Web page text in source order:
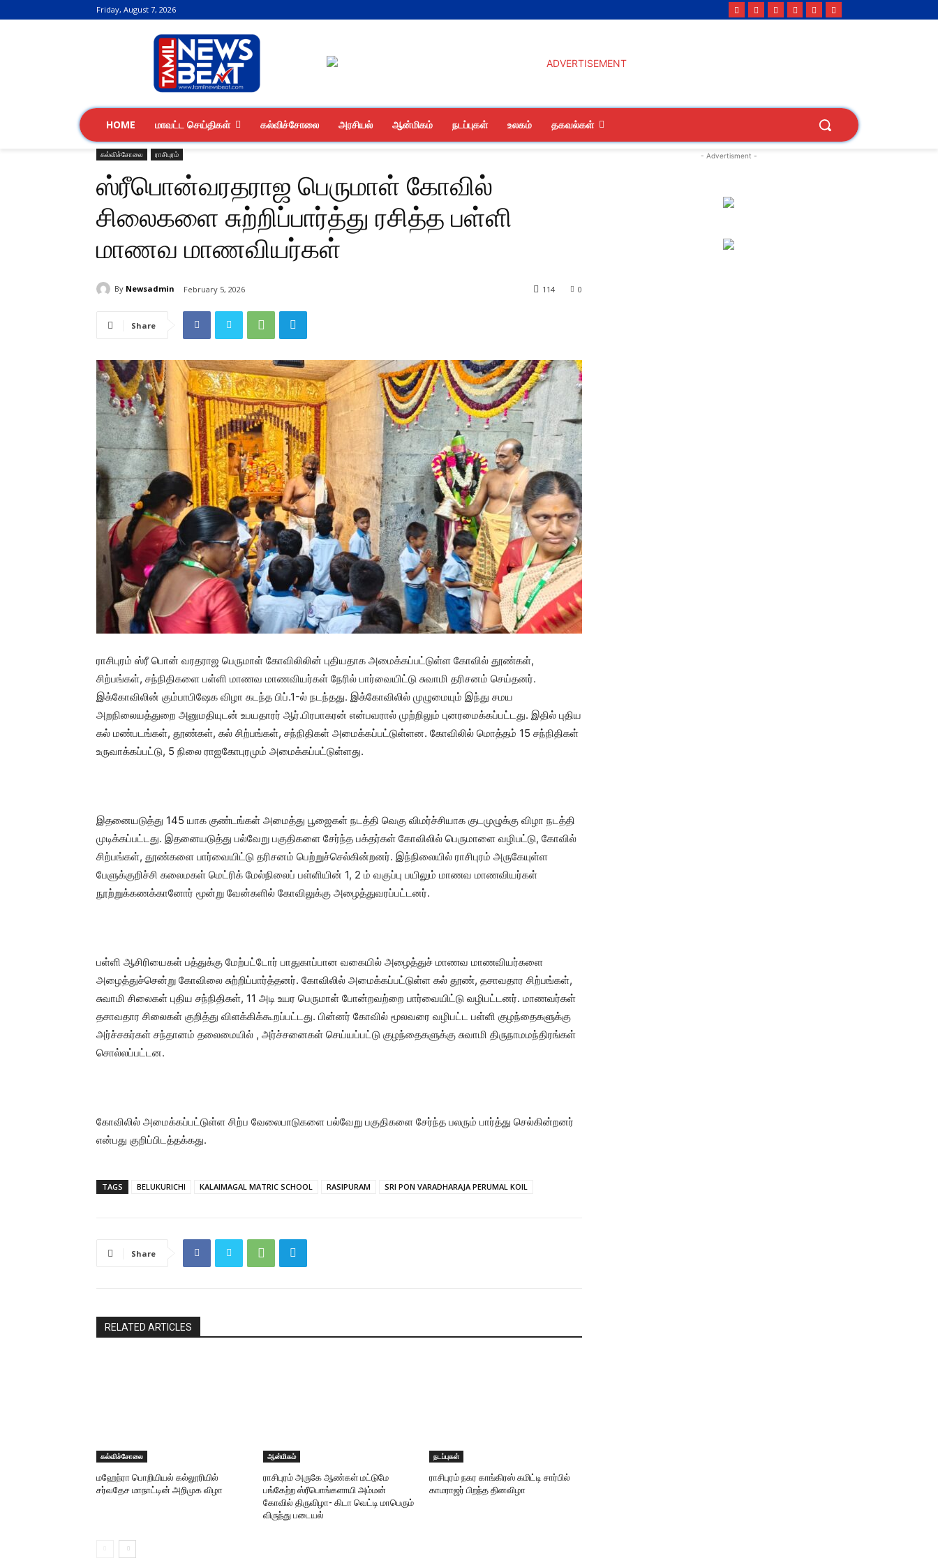
Friday, August 7, 2026
HOME மாவட்ட செய்திகள் கல்விச்சோலை அரசியல் ஆன்மிகம் நடப்புகள் உலகம் தகவல்கள்
கல்விச்சோலை ராசிபுரம்
ஸ்ரீபொன்வரதராஜ பெருமாள் கோவில்
சிலைகளை சுற்றிப்பார்த்து ரசித்த பள்ளி
மாணவ மாணவியர்கள்
By Newsadmin February 5, 2026 0
114
Share
ராசிபுரம் ஸ்ரீ பொன் வரதராஜ பெருமாள் கோவிலிலின் புதியதாக அமைக்கப்பட்டுள்ள கோவில் தூண்கள்,
சிற்பங்கள், சந்நிதிகளை பள்ளி மாணவ மாணவியர்கள் நேரில் பார்வையிட்டு சுவாமி தரிசனம் செய்தனர்.
இக்கோவிலின் கும்பாபிஷேக விழா கடந்த பிப்.1-ல் நடந்தது. இக்கோவிலில் முழுமையும் இந்து சமய
அறநிலையத்துறை அனுமதியுடன் உபயதாரர் ஆர்.பிரபாகரன் என்பவரால் முற்றிலும் புனரமைக்கப்பட்டது. இதில் புதிய
கல் மண்படங்கள், தூண்கள், கல் சிற்பங்கள், சந்நிதிகள் அமைக்கப்பட்டுள்ளன. கோவிலில் மொத்தம் 15 சந்நிதிகள்
உருவாக்கப்பட்டு, 5 நிலை ராஜகோபுரமும் அமைக்கப்பட்டுள்ளது.
இதனையடுத்து 145 யாக குண்டங்கள் அமைத்து பூஜைகள் நடத்தி வெகு விமர்ச்சியாக குடமுழுக்கு விழா நடத்தி
முடிக்கப்பட்டது. இதனையடுத்து பல்வேறு பகுதிகளை சேர்ந்த பக்தர்கள் கோவிலில் பெருமாளை வழிபட்டு, கோவில்
சிற்பங்கள், தூண்களை பார்வையிட்டு தரிசனம் பெற்றுச்செல்கின்றனர். இந்நிலையில் ராசிபுரம் அருகேயுள்ள
பேளுக்குறிச்சி கலைமகள் மெட்ரிக் மேல்நிலைப் பள்ளியின் 1, 2 ம் வகுப்பு பயிலும் மாணவ மாணவியர்கள்
நூற்றுக்கணக்கானோர் மூன்று வேன்களில் கோவிலுக்கு அழைத்துவரப்பட்டனர்.
பள்ளி ஆசிரியைகள் பத்துக்கு மேற்பட்டோர் பாதுகாப்பான வகையில் அழைத்துச் மாணவ மாணவியர்களை
அழைத்துச்சென்று கோவிலை சுற்றிப்பார்த்தனர். கோவிலில் அமைக்கப்பட்டுள்ள கல் தூண், தசாவதார சிற்பங்கள்,
சுவாமி சிலைகள் புதிய சந்நிதிகள், 11 அடி உயர பெருமாள் போன்றவற்றை பார்வையிட்டு வழிபட்டனர். மாணவர்கள்
தசாவதார சிலைகள் குறித்து விளக்கிக்கூறப்பட்டது. பின்னர் கோவில் மூலவரை வழிபட்ட பள்ளி குழந்தைகளுக்கு
அர்ச்சகர்கள் சந்தானம் தலைமையில் , அர்ச்சனைகள் செய்யப்பட்டு குழந்தைகளுக்கு சுவாமி திருநாமமந்திரங்கள்
சொல்லப்பட்டன.
கோவிலில் அமைக்கப்பட்டுள்ள சிற்ப வேலைபாடுகளை பல்வேறு பகுதிகளை சேர்ந்த பலரும் பார்த்து செல்கின்றனர்
என்பது குறிப்பிடத்தக்கது.
TAGS BELUKURICHI KALAIMAGAL MATRIC SCHOOL RASIPURAM SRI PON VARADHARAJA PERUMAL KOIL
Share
RELATED ARTICLES
கல்விச்சோலை
மஹேந்ரா பொறியியல் கல்லூரியில்
சர்வதேச மாநாட்டின் அறிமுக விழா
ஆன்மிகம்
ராசிபுரம் அருகே ஆண்கள் மட்டுமே
பங்கேற்ற ஸ்ரீபொங்களாயி அம்மன்
கோவில் திருவிழா- கிடா வெட்டி மாபெரும்
விருந்து படையல்
நடப்புகள்
ராசிபுரம் நகர காங்கிரஸ் கமிட்டி சார்பில்
காமராஜர் பிறந்த தினவிழா
- Advertisment -